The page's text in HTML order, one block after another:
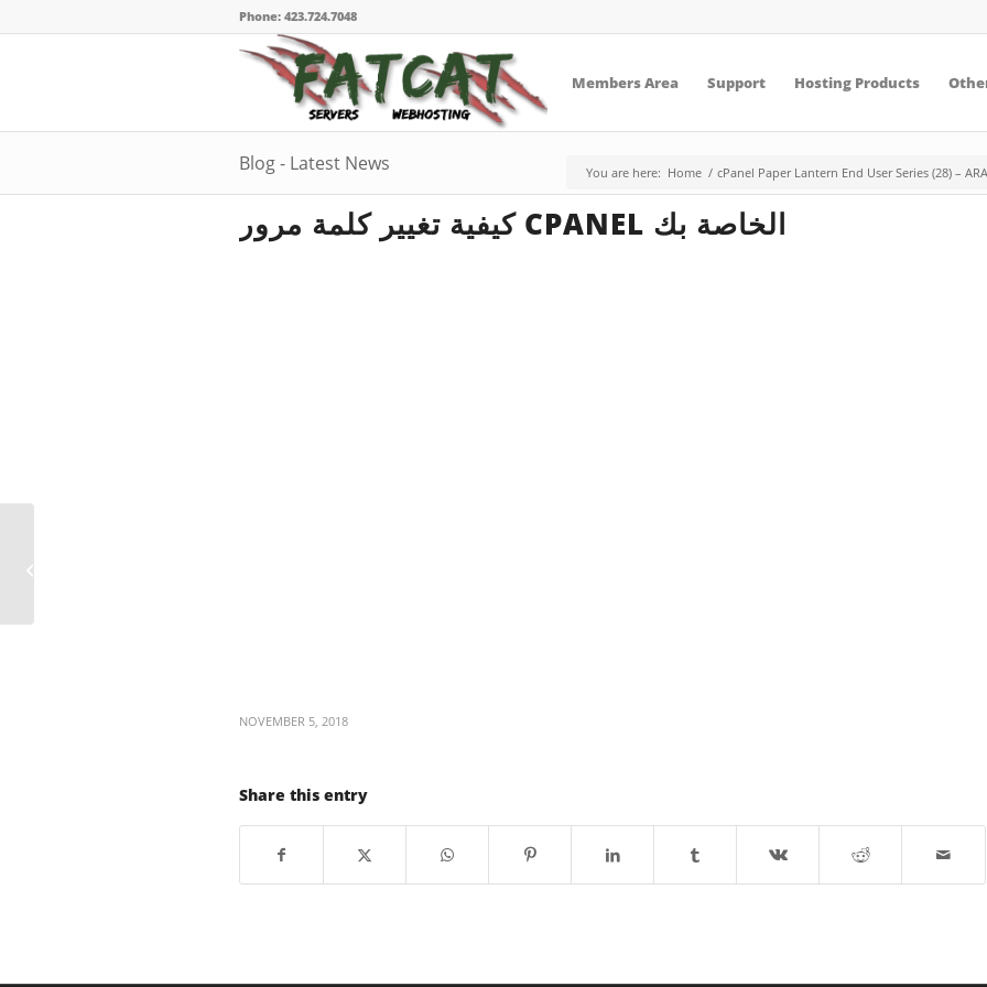
Phone: 423.724.7048
Members Area Support Hosting Products
Blog - Latest News You are here: Home / cPanel Paper Lantern End User Series (28) –
كيفية تغيير كلمة مرور CPANEL الخاصة بك
NOVEMBER 5, 2018
Share this entry